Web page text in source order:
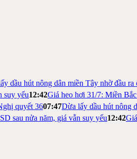
dầu hút nông dân miền Tây nhờ đầu
suy yếu12:42Giá heo hơi 31/7: Miền
quyết 3607:47Dừa lấy dầu hút nông
sau nửa năm, giá vẫn suy yếu12:42